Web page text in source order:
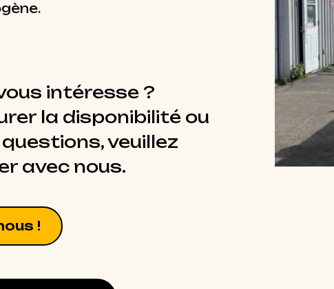
intéresse ?
la disponibilité ou
veuillez
avec nous.
!